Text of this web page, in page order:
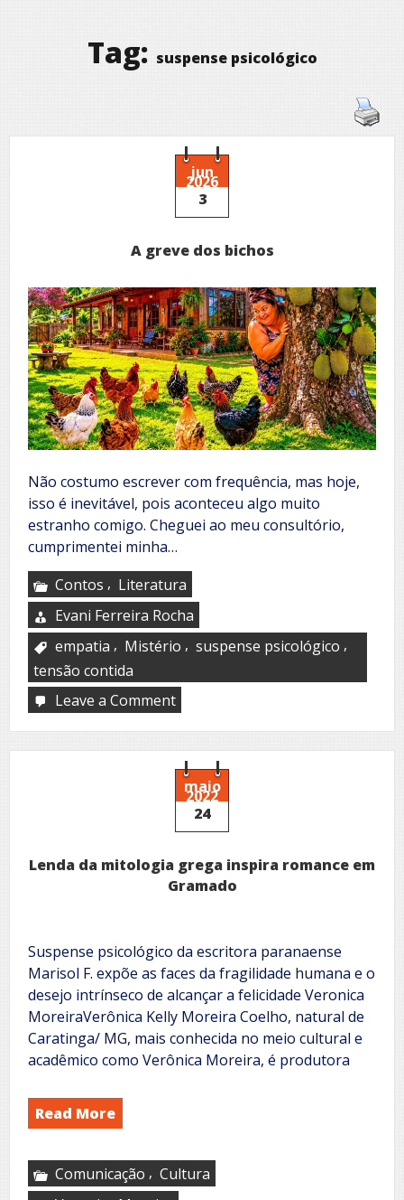
Tag: suspense psicológico
jun
2026
3
A greve dos bichos
Não costumo escrever com frequência, mas hoje,
isso é inevitável, pois aconteceu algo muito
estranho comigo. Cheguei ao meu consultório,
cumprimentei minha…
Contos , Literatura
Evani Ferreira Rocha
empatia , Mistério , suspense psicológico ,
tensão contida
Leave a Commenton
greve
dos
bichos
maio
2022
24
Lenda da mitologia grega inspira romance em
Gramado
Suspense psicológico da escritora paranaense
Marisol F. expõe as faces da fragilidade humana e o
desejo intrínseco de alcançar a felicidade Veronica
MoreiraVerônica Kelly Moreira Coelho, natural de
Caratinga/ MG, mais conhecida no meio cultural e
acadêmico como Verônica Moreira, é produtora
Read More
Comunicação , Cultura